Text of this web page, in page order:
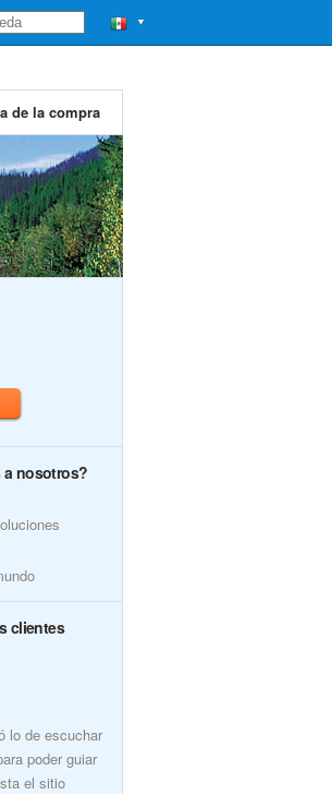
▼
de la compra
a nosotros?
clientes
lo de escuchar
poder guiar
el sitio